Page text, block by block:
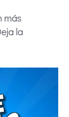
más
la